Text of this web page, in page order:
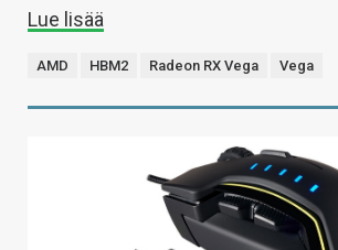
Lue lisää
AMD HBM2 Radeon RX Vega Vega